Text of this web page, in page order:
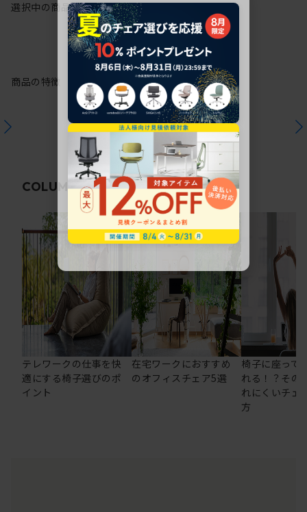
選択中の商品情報保証注意事項
商品の特徴
COLUMN関連コラム
テレワークの仕事を快
適にする椅子選びのポ
イント
在宅ワークにおすすめ
のオフィスチェア5選
椅子に座って
れる！？その
れにくいチェ
方